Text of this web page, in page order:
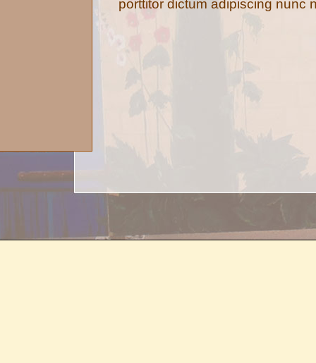
porttitor dictum adipiscing nunc